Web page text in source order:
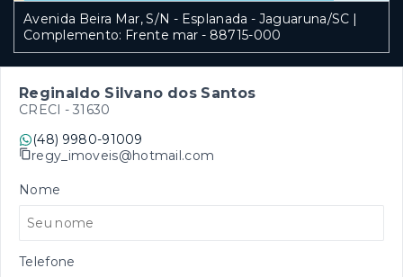
Avenida Beira Mar, S/N - Esplanada - Jaguaruna/SC |
Complemento: Frente mar - 88715-000
Reginaldo Silvano dos Santos
CRECI - 31630
(48) 9980-91009
regy_imoveis@hotmail.com
Nome
Telefone